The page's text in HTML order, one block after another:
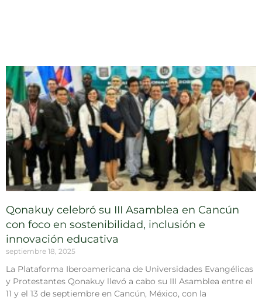
Qonakuy celebró su III Asamblea en Cancún
con foco en sostenibilidad, inclusión e
innovación educativa
septiembre 18, 2025
La Plataforma Iberoamericana de Universidades Evangélicas
y Protestantes Qonakuy llevó a cabo su III Asamblea entre el
11 y el 13 de septiembre en Cancún, México, con la